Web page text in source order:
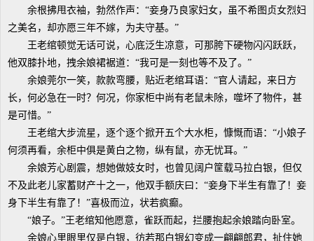
余根拂甩衣袖，勃然作声：“妾身乃良家妇女，虽不希图贞女烈妇
之美名，却亦愿三年不嫁，为夫守基。”
王老绾顿觉无话可说，心底泛生凉意，可那胯下硬物闪闪跃跃，
他双膝扑地，拽余娘裙裾道：“我可是一刻也等不及了。”
余娘莞尔一笑，款款弯腰，贴近老绾耳语：“官人请起，来日方
长，何必急在一时？何况，你家柜中尚有老鼠未除，噬坏了物件，甚
是可惜。”
王老绾大步流星，逐个逐个掀开五个大水柜，慷慨而语：“小娘子
何须再看，余柜中俱是黄白之物，纵有鼠，亦无忧耳。”
余娘芳心剧震，想她做妓女时，也曾见阔户筐载马拉白银，但仅
不及此老儿家蓄财产十之一，他双手额庆曰：“妾身下半生有靠了！妾
身下半生有靠了！”喜极而泣，状若疯癫。
“娘子。”王老绾知他愿意，雀跃而起，拦腰抱起余娘踏向卧室。
余娘心里眼里仅是白银，彷若那白银幻变成一翩翩郎君，扯住她